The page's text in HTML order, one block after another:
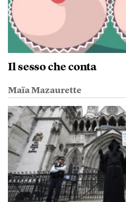
Il sesso che conta
Maïa Mazaurette